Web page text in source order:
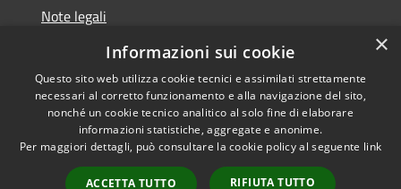
Note legali
Dichiarazione di accessibilità
Accessibilità
Copyright © 2026 • Comune di
Cermenate • Powered by
Municipium• Accesso
×
Informazioni sui cookie
Questo sito web utilizza cookie tecnici e assimilati strettamente
necessari al corretto funzionamento e alla navigazione del sito,
nonché un cookie tecnico analitico al solo fine di elaborare
informazioni statistiche, aggregate e anonime.
Per maggiori dettagli, può consultare la cookie policy al seguente link
ACCETTA TUTTO RIFIUTA TUTTO